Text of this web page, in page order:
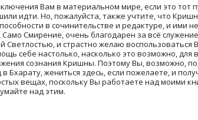
Вам в материальном мире, если это тот
идти. Но, пожалуйста, также учтите, что
в сочинительстве и редактуре, и ими
Само Смирение, очень благодарен за всё
Светлостью, и страстно желаю воспользоваться
себе настолько, насколько это возможно, для
сознания Кришны. Поэтому Вы, возможно,
Бхарату, жениться здесь, если пожелаете, и
вещах, поскольку Вы работаете над моими
над этим.